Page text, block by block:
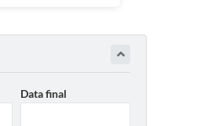
Data final